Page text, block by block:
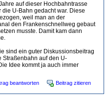
auf dieser Hochbahntrasse
U-Bahn gedacht war. Diese
weil man an der
den Frankenschnellweg gebaut
musste. Damit kam dann
sind ein guter Diskussionsbeitrag
Straßenbahn auf den U-
Idee kommt ja auch immer
beantworten Beitrag zitieren